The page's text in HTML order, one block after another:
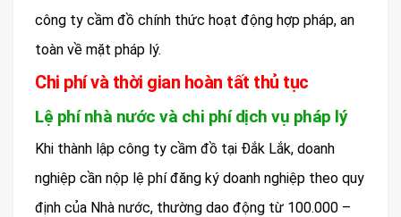
công ty cầm đồ chính thức hoạt động hợp pháp, an
toàn về mặt pháp lý.
Chi phí và thời gian hoàn tất thủ tục
Lệ phí nhà nước và chi phí dịch vụ pháp lý
Khi thành lập công ty cầm đồ tại Đắk Lắk, doanh
nghiệp cần nộp lệ phí đăng ký doanh nghiệp theo quy
định của Nhà nước, thường dao động từ 100.000 –